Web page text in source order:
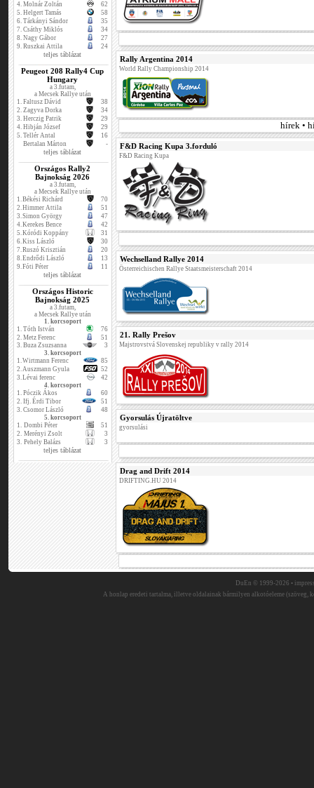
4. Molnár Zoltán
62
5. Helgert Tamás
58
6. Tárkányi Sándor
35
7. Csáthy Miklós
34
8. Nagy Gábor
27
9. Ruszkai Attila 24
teljes táblázat
Peugeot 208 Rally4 Cup
Hungary
a 3.futam,
a Mecsek Rallye után
1. Faltusz Dávid
38
2. Zagyva Dorka
34
3. Herczig Patrik
29
4. Hibján József
29
5. Tellér Antal
16
Bertalan Márton
-
teljes táblázat
Országos Rally2
Bajnokság 2026
a 3.futam,
a Mecsek Rallye után
1.Békési Richárd
70
2.Himmer Attila
51
3.Simon György
47
4.Kerekes Bence
42
5.Kóródi Koppány
31
6.Kiss László
30
7.Ruszó Krisztián
20
8.Endrődi László
13
9.Fóti Péter 11
teljes táblázat
Országos Historic
Bajnokság 2025
a 3.futam,
a Mecsek Rallye után
1. korcsoport
1. Tóth István
76
2. Metz Ferenc
51
3. Buza Zsuzsanna
3
3. korcsoport
1.Wirtmann Ferenc
85
2.Auszmann Gyula
52
3.Lévai ferenc
42
4. korcsoport
1. Póczik Ákos
60
2. Ifj. Érdi Tibor
51
3. Csomor László
48
5. korcsoport
1. Dombi Péter
51
2. Merényi Zsolt
3
3. Pehely Balázs 3
teljes táblázat
Rally Argentina 2014
World Rally Championship 2014
hírek •
F&D Racing Kupa 3.forduló
F&D Racing Kupa
Wechselland Rallye 2014
Österreichischen Rallye Staatsmeisterschaft 2014
21. Rally Prešov
Majstrovstvá Slovenskej republiky v rally 2014
Gyorsulás Újratöltve
gyorsulási
Drag and Drift 2014
DRIFTING.HU 2014
DuEn © 1999-2026 •
A honlap eredeti tartalma, illetve oldalainak bármilyen alkotóeleme (szöveg,